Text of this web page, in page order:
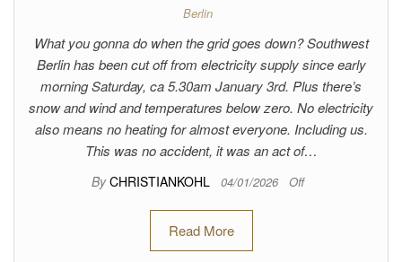
Berlin
What you gonna do when the grid goes down? Southwest
Berlin has been cut off from electricity supply since early
morning Saturday, ca 5.30am January 3rd. Plus there’s
snow and wind and temperatures below zero. No electricity
also means no heating for almost everyone. Including us.
This was no accident, it was an act of…
By CHRISTIANKOHL 04/01/2026 Off
Read More